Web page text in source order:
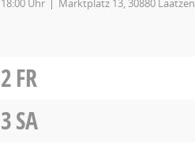
18:00 Uhr Marktplatz 13, 30880 Laatzen
2FR
3SA